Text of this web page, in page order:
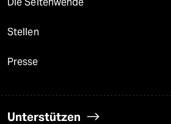
Die Seitenwende
Stellen
Presse
Unterstützen